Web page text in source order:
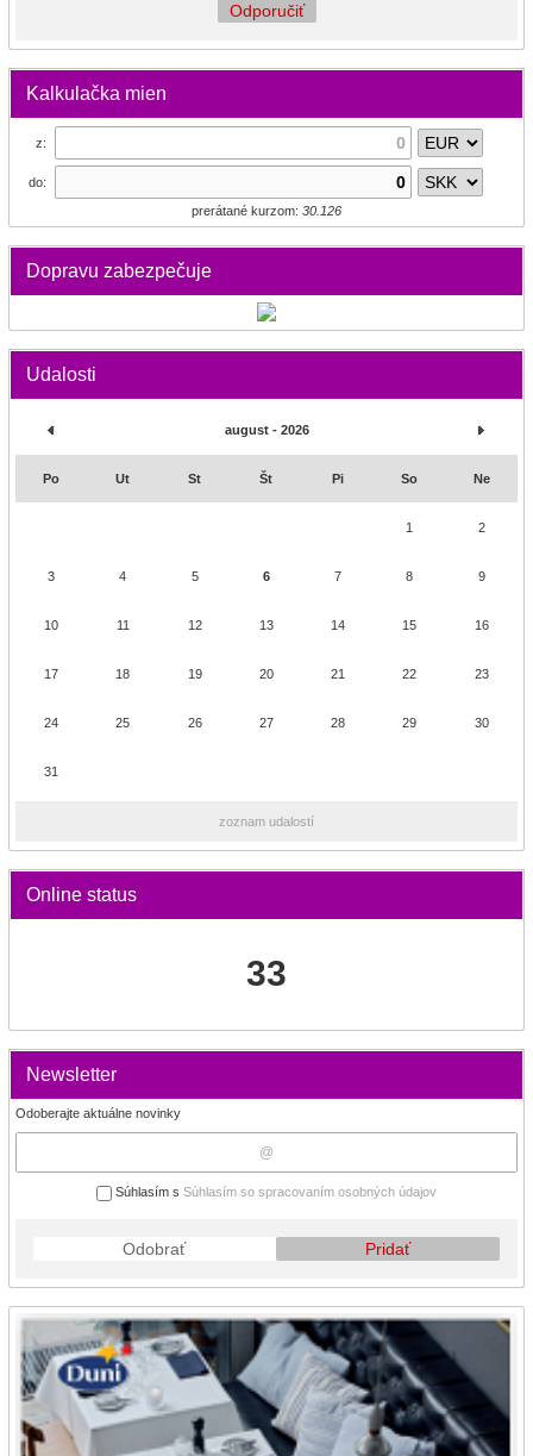
Odporučiť
Kalkulačka mien
z:
do:
prerátané kurzom: 30.126
Dopravu zabezpečuje
Udalosti
august - 2026
Po Ut St Št Pi So Ne
1 2
3 4 5 6 7 8 9
10 11 12 13 14 15 16
17 18 19 20 21 22 23
24 25 26 27 28 29 30
31
zoznam udalostí
Online status
33
Newsletter
Odoberajte aktuálne novinky
Súhlasím s Súhlasím so spracovaním osobných údajov
Odobrať Pridať